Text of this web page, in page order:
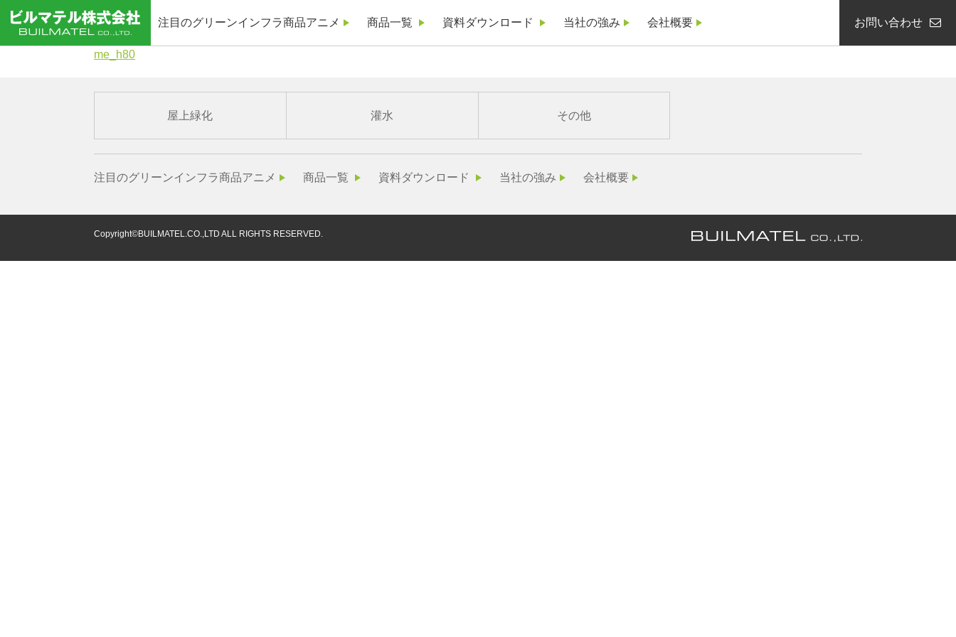
注目のグリーンインフラ商品アニメ 商品一覧 資料ダウンロード 当社の強み 会社概要 お問い合わせ
me_h80
屋上緑化 灌水 その他
注目のグリーンインフラ商品アニメ 商品一覧 資料ダウンロード 当社の強み 会社概要
Copyright©BUILMATEL.CO.,LTD ALL RIGHTS RESERVED.